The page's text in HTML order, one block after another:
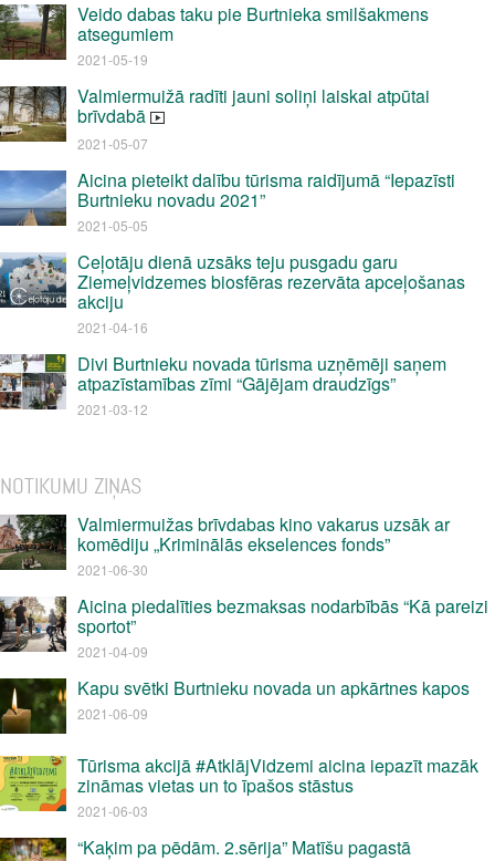
Veido dabas taku pie Burtnieka smilšakmens
atsegumiem
2021-05-19
Valmiermuižā radīti jauni soliņi laiskai atpūtai
brīvdabā
2021-05-07
Aicina pieteikt dalību tūrisma raidījumā “Iepazīsti
Burtnieku novadu 2021”
2021-05-05
Ceļotāju dienā uzsāks teju pusgadu garu
Ziemeļvidzemes biosfēras rezervāta apceļošanas
akciju
2021-04-16
Divi Burtnieku novada tūrisma uzņēmēji saņem
atpazīstamības zīmi “Gājējam draudzīgs”
2021-03-12
NOTIKUMU ZIŅAS
Valmiermuižas brīvdabas kino vakarus uzsāk ar
komēdiju „Kriminālās ekselences fonds”
2021-06-30
Aicina piedalīties bezmaksas nodarbībās “Kā pareizi
sportot”
2021-04-09
Kapu svētki Burtnieku novada un apkārtnes kapos
2021-06-09
Tūrisma akcijā #AtklājVidzemi aicina iepazīt mazāk
zināmas vietas un to īpašos stāstus
2021-06-03
“Kaķim pa pēdām. 2.sērija” Matīšu pagastā